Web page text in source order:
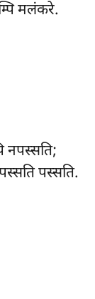
मलंकरे.
नपस्सति;
पस्सति.